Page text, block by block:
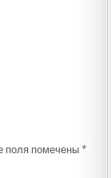
поля помечены *